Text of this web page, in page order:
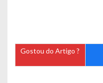
Gostou do Artigo ?